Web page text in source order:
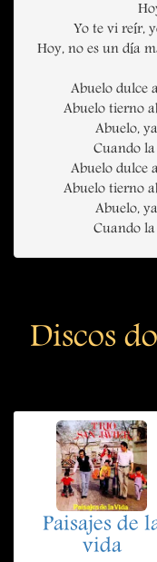
Yo te vi reír,
Hoy, no es un día
Abuelo dulce
Abuelo tierno
Abuelo,
Cuando
Abuelo dulce
Abuelo tierno
Abuelo,
Cuando
Discos
Paisajes de
vida